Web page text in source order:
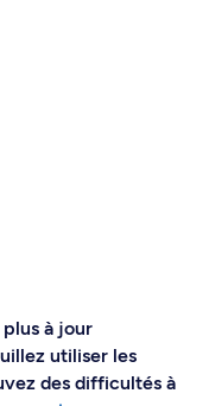
à jour
utiliser les
des difficultés à